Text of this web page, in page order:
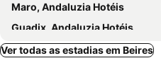
Maro, Andaluzia Hotéis
Guadix, Andaluzia Hotéis
Pulianas, Andaluzia Hotéis
Ver todas as estadias em Beires